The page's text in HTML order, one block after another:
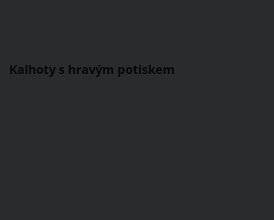
Kalhoty s hravým potiskem